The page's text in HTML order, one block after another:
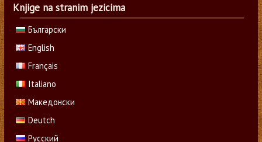
Knjige na stranim jezicima
Български
English
Français
Italiano
Македонски
Deutch
Русский